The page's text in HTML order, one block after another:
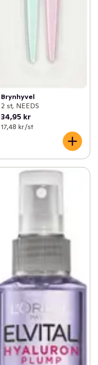
Brynhyvel
2 st, NEEDS
34,95 kr
17,48 kr /st